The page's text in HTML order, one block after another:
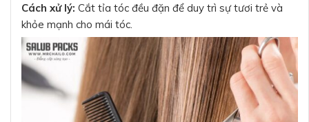
Cách xử lý: Cắt tỉa tóc đều đặn để duy trì sự tươi trẻ và
khỏe mạnh cho mái tóc.